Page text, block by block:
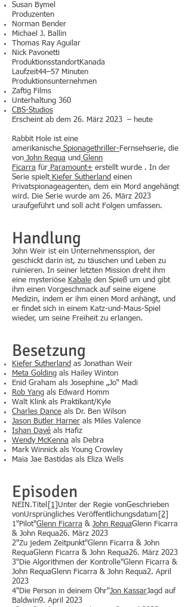
Susan Bymel
Produzenten
Norman Bender
Michael J. Ballin
Thomas Ray Aguilar
Nick Pavonetti
ProduktionsstandortKanada
Laufzeit44–57 Minuten
Produktionsunternehmen
Zaftig Films
Unterhaltung 360
CBS-Studios
Erscheint ab dem 26. März 2023 – heute
Rabbit Hole ist eine
amerikanische Spionagethriller-Fernsehserie, die
von John Requa und Glenn
Ficarra für Paramount+ erstellt wurde . In der
Serie spieltKiefer Sutherland einen
Privatspionageagenten, dem ein Mord angehängt
wird. Die Serie wurde am 26. März 2023
uraufgeführt und soll acht Folgen umfassen.
Handlung
John Weir ist ein Unternehmensspion, der
geschickt darin ist, zu täuschen und Leben zu
ruinieren. In seiner letzten Mission dreht ihm
eine mysteriöse Kabale den Spieß um und gibt
ihm einen Vorgeschmack auf seine eigene
Medizin, indem er ihm einen Mord anhängt, und
er findet sich in einem Katz-und-Maus-Spiel
wieder, um seine Freiheit zu erlangen.
Besetzung
Kiefer Sutherland as Jonathan Weir
Meta Golding als Hailey Winton
Enid Graham als Josephine „Jo“ Madi
Rob Yang als Edward Homm
Walt Klink als Praktikant/Kyle
Charles Dance als Dr. Ben Wilson
Jason Butler Harner als Miles Valence
Ishan Davé als Hafiz
Wendy McKenna als Debra
Mark Winnick als Young Crowley
Maia Jae Bastidas als Eliza Wells
Episoden
NEIN.Titel [1] Unter der Regie vonGeschrieben
vonUrsprüngliches Veröffentlichungsdatum [2]
1"Pilot"Glenn Ficarra & John RequaGlenn Ficarra
& John Requa26. März 2023
2"Zu jedem Zeitpunkt"Glenn Ficarra & John
RequaGlenn Ficarra & John Requa26. März 2023
3"Die Algorithmen der Kontrolle"Glenn Ficarra &
John RequaGlenn Ficarra & John Requa2. April
2023
4"Die Person in deinem Ohr"Jon KassarJagd auf
Baldwin9. April 2023